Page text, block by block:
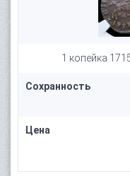
1 копейка
Сохранность
Цена